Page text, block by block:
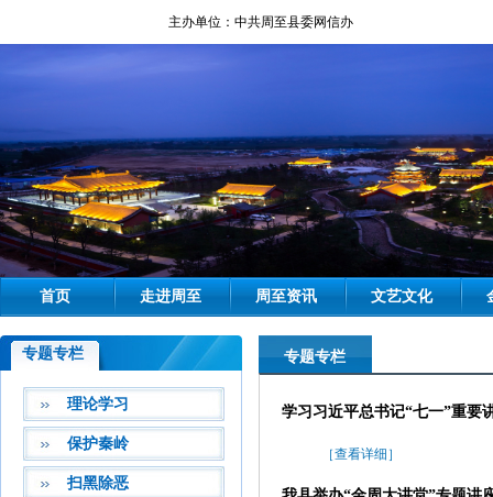
主办单位：中共周至县委网信办
6
首页 走进周至 周至资讯 文艺文化
专题专栏
理论学习
保护秦岭
扫黑除恶
专题专栏
学习习近平总书记“七一”重要
［查看详细］